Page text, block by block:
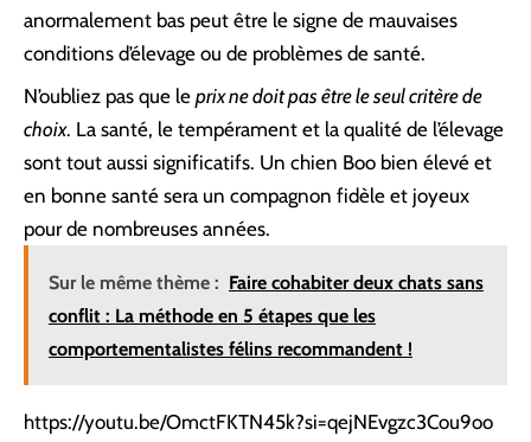
anormalement bas peut être le signe de mauvaises
conditions d’élevage ou de problèmes de santé.
N’oubliez pas que le prix ne doit pas être le seul critère de
choix. La santé, le tempérament et la qualité de l’élevage
sont tout aussi significatifs. Un chien Boo bien élevé et
en bonne santé sera un compagnon fidèle et joyeux
pour de nombreuses années.
Sur le même thème : Faire cohabiter deux chats sans
conflit : La méthode en 5 étapes que les
comportementalistes félins recommandent !
https://youtu.be/OmctFKTN45k?si=qejNEvgzc3Cou9oo